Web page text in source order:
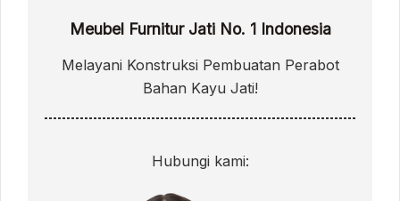
Meubel Furnitur Jati No. 1 Indonesia
Melayani Konstruksi Pembuatan Perabot
Bahan Kayu Jati!
Hubungi kami: